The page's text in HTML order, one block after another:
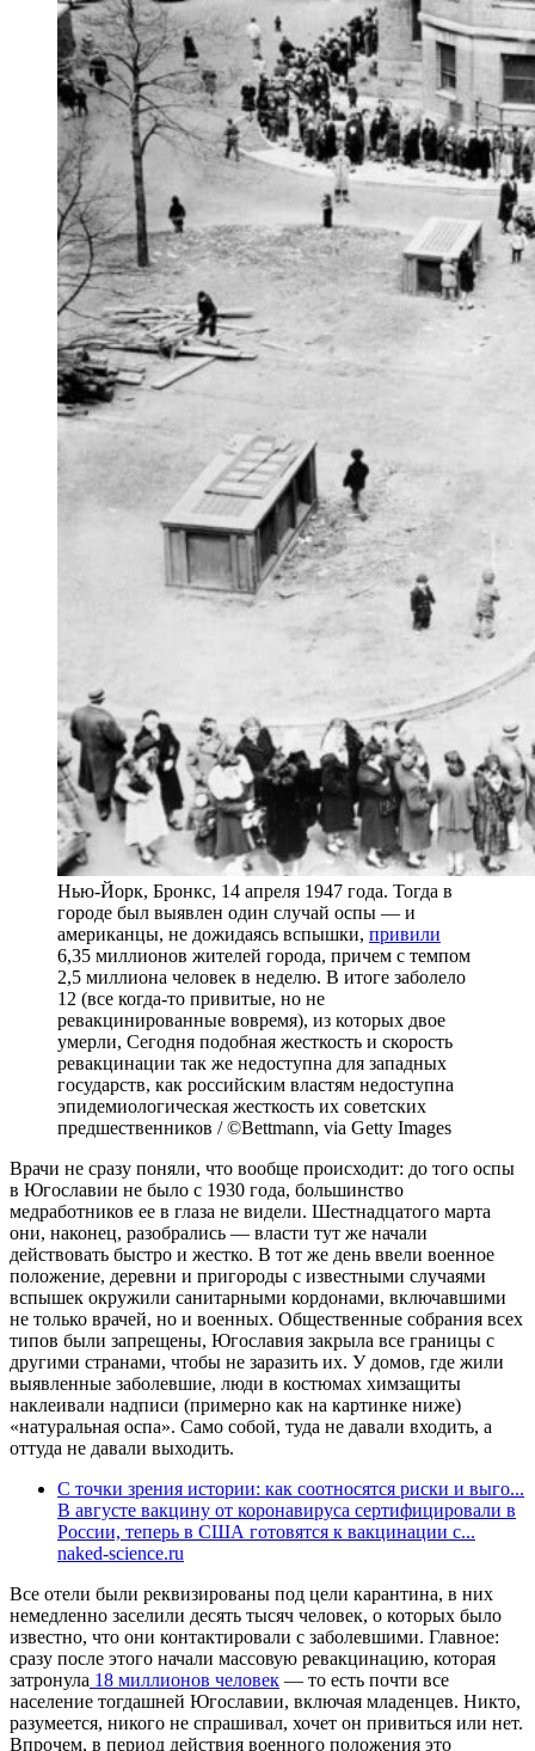
Нью-Йорк, Бронкс, 14 апреля 1947 года. Тогда в
городе был выявлен один случай оспы — и
американцы, не дожидаясь вспышки, привили
6,35 миллионов жителей города, причем с темпом
2,5 миллиона человек в неделю. В итоге заболело
12 (все когда-то привитые, но не
ревакцинированные вовремя), из которых двое
умерли, Сегодня подобная жесткость и скорость
ревакцинации так же недоступна для западных
государств, как российским властям недоступна
эпидемиологическая жесткость их советских
предшественников / ©Bettmann, via Getty Images
Врачи не сразу поняли, что вообще происходит: до того оспы
в Югославии не было с 1930 года, большинство
медработников ее в глаза не видели. Шестнадцатого марта
они, наконец, разобрались — власти тут же начали
действовать быстро и жестко. В тот же день ввели военное
положение, деревни и пригороды с известными случаями
вспышек окружили санитарными кордонами, включавшими
не только врачей, но и военных. Общественные собрания всех
типов были запрещены, Югославия закрыла все границы с
другими странами, чтобы не заразить их. У домов, где жили
выявленные заболевшие, люди в костюмах химзащиты
наклеивали надписи (примерно как на картинке ниже)
«натуральная оспа». Само собой, туда не давали входить, а
оттуда не давали выходить.
С точки зрения истории: как соотносятся риски и выго...
В августе вакцину от коронавируса сертифицировали в
России, теперь в США готовятся к вакцинации с...
naked-science.ru
Все отели были реквизированы под цели карантина, в них
немедленно заселили десять тысяч человек, о которых было
известно, что они контактировали с заболевшими. Главное:
сразу после этого начали массовую ревакцинацию, которая
затронула 18 миллионов человек — то есть почти все
население тогдашней Югославии, включая младенцев. Никто,
разумеется, никого не спрашивал, хочет он привиться или нет.
Впрочем, в период действия военного положения это